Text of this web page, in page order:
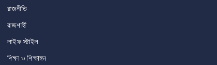
রাজনীতি
রাজশাহী
লাইফ স্টাইল
শিক্ষা ও শিক্ষাঙ্গন